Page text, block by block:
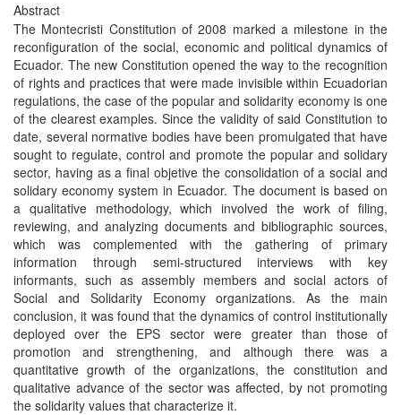
Abstract
The Montecristi Constitution of 2008 marked a milestone in the
reconfiguration of the social, economic and political dynamics of
Ecuador. The new Constitution opened the way to the recognition
of rights and practices that were made invisible within Ecuadorian
regulations, the case of the popular and solidarity economy is one
of the clearest examples. Since the validity of said Constitution to
date, several normative bodies have been promulgated that have
sought to regulate, control and promote the popular and solidary
sector, having as a final objetive the consolidation of a social and
solidary economy system in Ecuador. The document is based on
a qualitative methodology, which involved the work of filing,
reviewing, and analyzing documents and bibliographic sources,
which was complemented with the gathering of primary
information through semi-structured interviews with key
informants, such as assembly members and social actors of
Social and Solidarity Economy organizations. As the main
conclusion, it was found that the dynamics of control institutionally
deployed over the EPS sector were greater than those of
promotion and strengthening, and although there was a
quantitative growth of the organizations, the constitution and
qualitative advance of the sector was affected, by not promoting
the solidarity values that characterize it.